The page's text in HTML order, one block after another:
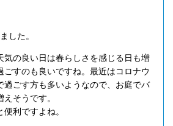
した。
の良い日は春らしさを感じる日も増
すのも良いですね。最近はコロナウ
ごす方も多いようなので、お庭でバ
そうです。
利ですよね。